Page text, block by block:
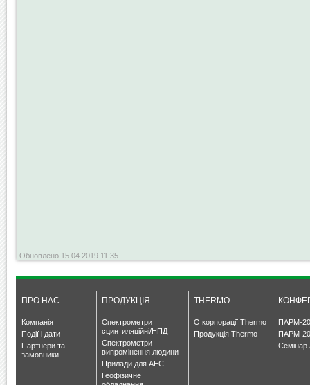
Обновлено 15.04.2019 11:35
ПРО НАС ПРОДУКЦІЯ THERMO
Компанія
Події і дати
Партнери та
замовники
Спектрометри
сцинтиляційні/НПД
Спектрометри
випромінення людини
Прилади для АЕС
Геофізичне
О корпорації Thermo
Продукція Thermo
ПАРМ-
ПАРМ-
Семінар